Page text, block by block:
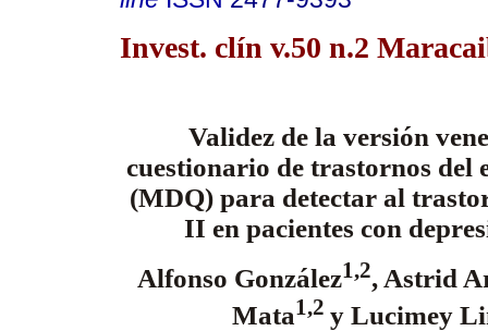
Invest. clín v.50 n.2
Validez de la versión
cuestionario de trastornos del
(MDQ) para detectar al
II en pacientes con
Alfonso González1,2, Astrid
Mata1,2 y Lucimey